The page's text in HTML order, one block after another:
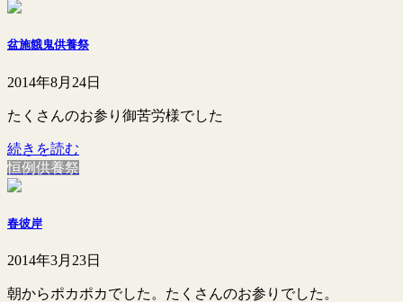
盆施餓鬼供養祭
2014年8月24日
たくさんのお参り御苦労様でした
続きを読む
恒例供養祭
春彼岸
2014年3月23日
朝からポカポカでした。たくさんのお参りでした。